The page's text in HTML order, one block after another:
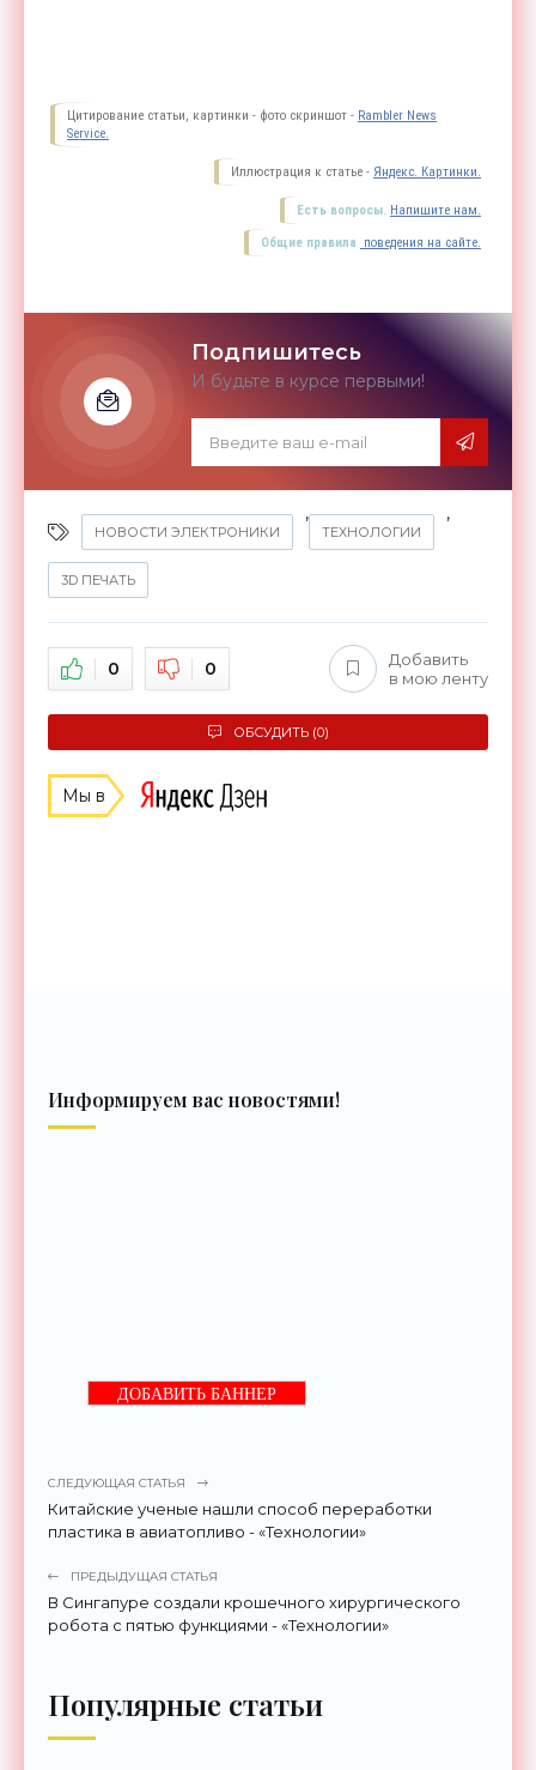
Цитирование статьи, картинки - фото скриншот - Rambler News
Service.
Иллюстрация к статье - Яндекс. Картинки.
Есть вопросы. Напишите нам.
Общие правила поведения на сайте.
Подпишитесь
И будьте в курсе первыми!
НОВОСТИ ЭЛЕКТРОНИКИ
,
ТЕХНОЛОГИИ
,
3D ПЕЧАТЬ
0 0
Добавить
в мою ленту
ОБСУДИТЬ (0)
Мы в
Информируем вас новостями!
ДОБАВИТЬ БАННЕР
СЛЕДУЮЩАЯ СТАТЬЯ
Китайские ученые нашли способ переработки
пластика в авиатопливо - «Технологии»
ПРЕДЫДУЩАЯ СТАТЬЯ
В Сингапуре создали крошечного хирургического
робота с пятью функциями - «Технологии»
Популярные статьи